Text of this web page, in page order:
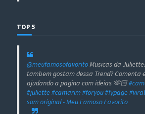
TOP 5
@meufamosofavoritoMusicas da
tambem gostam dessa Trend? Comenta
ajudando a pagina com ideias 🫶🏻
#juliette#camarim#foryou#fypage
som original - Meu Famoso Favorito